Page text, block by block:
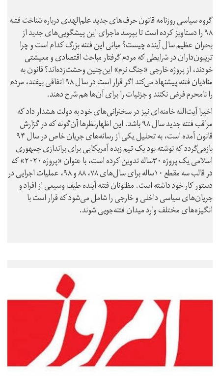
گروه سیاسی روزنامه قانون حرف‌های جدید علم‌الهدی درباره شناخت فتنه
۹۸ را دستاویز کرده است تا بپرسد ماجرای این پیشگویی‌های جدید از
بحران عظیم سال آینده چیست؟ مبانی این فتنه بزرگ کدام است و چرا
تریبون‌داران در شرایطی که مردم گرفتار مباحث اقتصادی و معیشتی
خودند، از پروژه خارجی «جنگ نرم» این‌چنین وحشت‌زده‌اند؟ قانون به
منادیان فتنه پیشنهاد می‌کند اگر قرار است در سال ۹۸ اتفاقی بیفتد، مردم
را نامحرم فرض نکنند و جزئیات را برای آن‌ها هم شرح دهند.
اخیرا آیت‌الله خامنه‌ای نیز در سخنرانی‌های خود به دولت هشدار داد که
مراقب فتنه جدید سال ۹۸ باشد. این اظهارنظرها آن‌گونه که در گزارش
قانون آمده است، به تحلیل یکی از رسانه‌های جریان خاص در سال ۹۴
بازمی‌گردد که نوشته بود یک تیم زبده آمریکایی برای براندازی جمهوری
اسلامی یک پروژه ۳۰ساله تدوین کرده است، با عنوان «پروژه ۲۰۲۰» که
در قالب سه مقطع ۱۰ساله برای سال‌های ۷۸، ۸۸ و ۹۸، عملیات اجرایی در
دستور کار خود داشته است. مظنونان فتنه آینده طیف وسیعی از افراد و
جریان‌های سیاسی داخلی و خارجی را شامل می‌شود که قرار است با
انگیزه‌های مختلف وارد میدان فتنه‌جویی شوند.